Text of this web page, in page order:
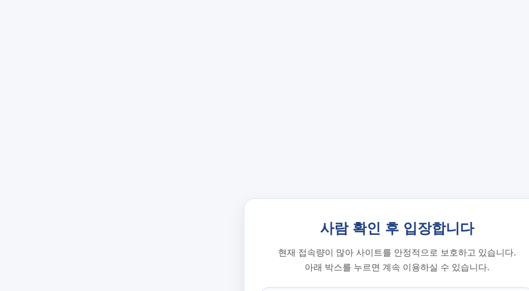
사람 확인 후 입장합니다
현재 접속량이 많아 사이트를 안정적으로 보호하고 있습니다.
아래 박스를 누르면 계속 이용하실 수 있습니다.